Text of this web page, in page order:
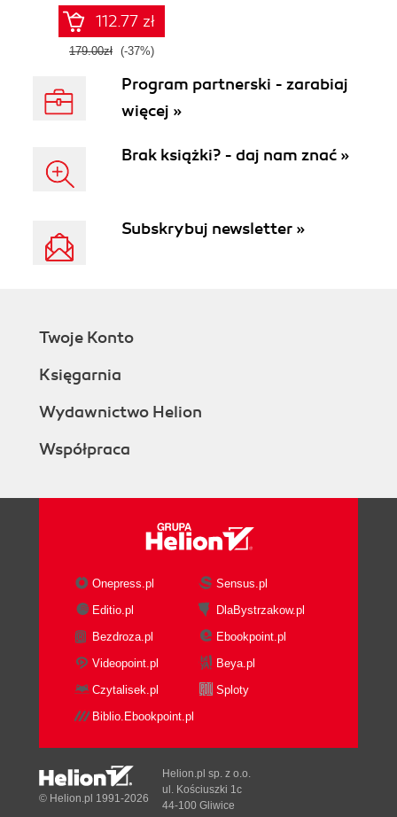
112.77 zł
179.00zł (-37%)
Program partnerski - zarabiaj
więcej »
Brak książki? - daj nam znać »
Subskrybuj newsletter »
Twoje Konto
Księgarnia
Wydawnictwo Helion
Współpraca
Onepress.pl
Sensus.pl
Editio.pl
DlaBystrzakow.pl
Bezdroza.pl
Ebookpoint.pl
Videopoint.pl
Beya.pl
Czytalisek.pl
Sploty
Biblio.Ebookpoint.pl
© Helion.pl 1991-2026
Helion.pl sp. z o.o.
ul. Kościuszki 1c
44-100 Gliwice